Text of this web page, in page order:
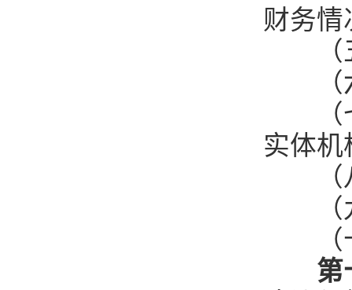
财务情
（五
（六
（七
实体机
（八
（九
（十
第